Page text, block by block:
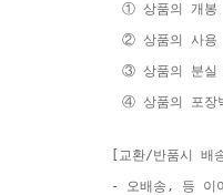
① 상품의 개봉
② 상품의 사용
③ 상품의 분실
④ 상품의 포장
[교환/반품시 배
- 오배송, 등 이